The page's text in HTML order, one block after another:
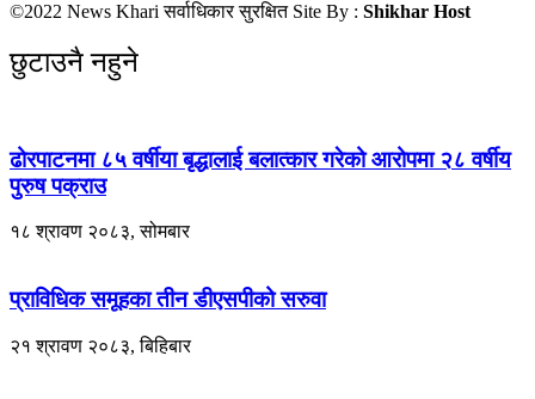
©2022 News Khari सर्वाधिकार सुरक्षित Site By : Shikhar Host
छुटाउनै नहुने
ढोरपाटनमा ८५ वर्षीया बृद्धालाई बलात्कार गरेको आरोपमा २८ वर्षीय
पुरुष पक्राउ
१८ श्रावण २०८३, सोमबार
प्राविधिक समूहका तीन डीएसपीको सरुवा
२१ श्रावण २०८३, बिहिबार